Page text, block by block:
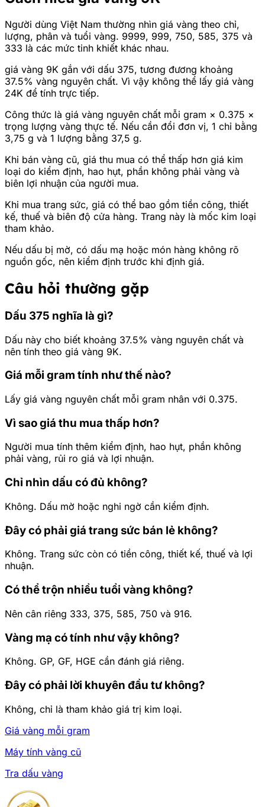
Người dùng Việt Nam thường nhìn giá vàng theo chỉ,
lượng, phân và tuổi vàng. 9999, 999, 750, 585, 375 và
333 là các mức tinh khiết khác nhau.
giá vàng 9K gắn với dấu 375, tương đương khoảng
37.5% vàng nguyên chất. Vì vậy không thể lấy giá vàng
24K để tính trực tiếp.
Công thức là giá vàng nguyên chất mỗi gram × 0.375 ×
trọng lượng vàng thực tế. Nếu cần đổi đơn vị, 1 chỉ bằng
3,75 g và 1 lượng bằng 37,5 g.
Khi bán vàng cũ, giá thu mua có thể thấp hơn giá kim
loại do kiểm định, hao hụt, phần không phải vàng và
biên lợi nhuận của người mua.
Khi mua trang sức, giá có thể bao gồm tiền công, thiết
kế, thuế và biên độ cửa hàng. Trang này là mốc kim loại
tham khảo.
Nếu dấu bị mờ, có dấu mạ hoặc món hàng không rõ
nguồn gốc, nên kiểm định trước khi định giá.
Câu hỏi thường gặp
Dấu 375 nghĩa là gì?
Dấu này cho biết khoảng 37.5% vàng nguyên chất và
nên tính theo giá vàng 9K.
Giá mỗi gram tính như thế nào?
Lấy giá vàng nguyên chất mỗi gram nhân với 0.375.
Vì sao giá thu mua thấp hơn?
Người mua tính thêm kiểm định, hao hụt, phần không
phải vàng, rủi ro giá và lợi nhuận.
Chỉ nhìn dấu có đủ không?
Không. Dấu mờ hoặc nghi ngờ cần kiểm định.
Đây có phải giá trang sức bán lẻ không?
Không. Trang sức còn có tiền công, thiết kế, thuế và lợi
nhuận.
Có thể trộn nhiều tuổi vàng không?
Nên cân riêng 333, 375, 585, 750 và 916.
Vàng mạ có tính như vậy không?
Không. GP, GF, HGE cần đánh giá riêng.
Đây có phải lời khuyên đầu tư không?
Không, chỉ là tham khảo giá trị kim loại.
Giá vàng mỗi gram
Máy tính vàng cũ
Tra dấu vàng